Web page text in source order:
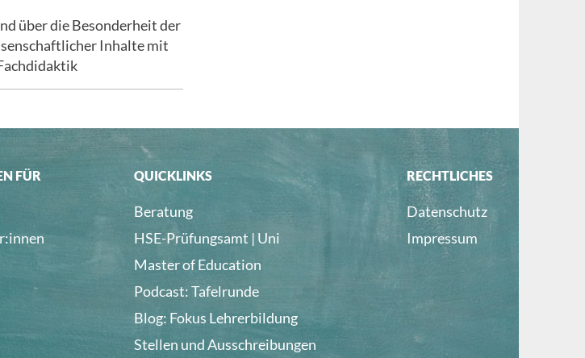
über die Besonderheit der
Inhalte mit
FÜR QUICKLINKS
Beratung
HSE-Prüfungsamt | Uni
Master of Education
Podcast: Tafelrunde
Blog: Fokus Lehrerbildung
Stellen und Ausschreibungen
RECHTLICHES
Datenschutz
Impressum